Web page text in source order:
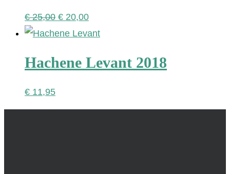
€25,00 Oorspronkelijke
prijs
€ 25,00.
€ 20,00Huidige
prijs
€ 20,00.
Hachene Levant 2018
€ 11,95